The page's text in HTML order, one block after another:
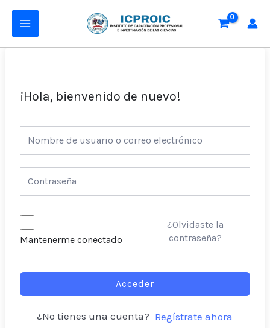
contenido
MAIN
MENU
¡Hola, bienvenido de nuevo!
Mantenerme conectado
¿Olvidaste la
contraseña?
Acceder
¿No tienes una cuenta? Regístrate ahora